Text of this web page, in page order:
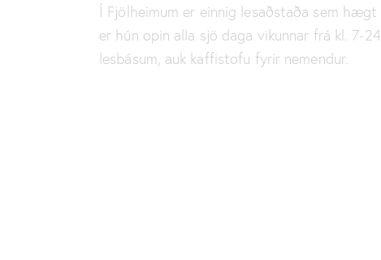
Í Fjölheimum er einnig lesaðstaða sem
er hún opin alla sjö daga vikunnar frá kl. 7-
lesbásum, auk kaffistofu fyrir nemendur.